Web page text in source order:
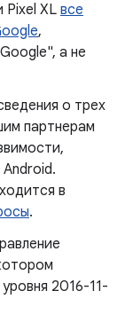
Pixel XLвсе
,
а не
о трех
партнерам
в
.
2016-11-